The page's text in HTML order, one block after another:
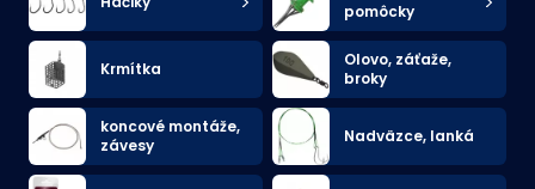
pomôcky
Krmítka
Olovo, záťaže,
broky
koncové montáže,
závesy
Nadväzce, lanká